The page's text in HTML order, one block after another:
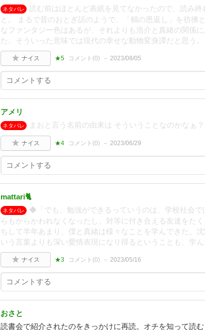
ネタバレ
読む前はほとんど表紙を見てなかったので、読み
と。 まるで昔のおとぎ話のようで、「鶴の恩返し」を彷彿
なファンタジー色はあるが、それよりも浩介と真緒の関係
た。そういった意味では現代の幸せな動物変身譚だと思う。
ナイス ★5 コメント(0) 2023/08/05
アメリ
ネタバレ まおと言う名前の由来は そういうことなのかなぁ？
ナイス ★4 コメント(0) 2023/06/29
mattari🐈
ネタバレ
◆「でも、勉強ができるっていうのは、学校社会で
らもからかわれなくなったし、対等に付き合える友達を
ちして半年あまり、僕と真緒は様々なことを学んできた。
いう言葉よりも深い愛情表現になり得るということも、学ん
ナイス ★3 コメント(0) 2023/05/16
おさと
読書会で紹介されたのをきっかけに再読。オチを知って読